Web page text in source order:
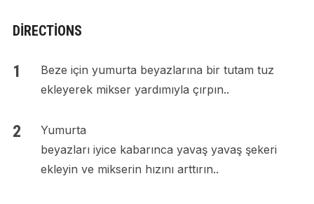
DIRECTIONS
Beze için yumurta beyazlarına bir tutam tuz
ekleyerek mikser yardımıyla çırpın..
Yumurta
beyazları iyice kabarınca yavaş yavaş şekeri
ekleyin ve mikserin hızını arttırın..